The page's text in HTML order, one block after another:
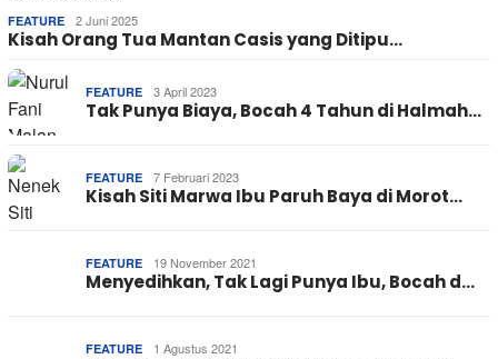
FEATURE 2 Juni 2025
Kisah Orang Tua Mantan Casis yang Ditipu…
FEATURE 3 April 2023
Tak Punya Biaya, Bocah 4 Tahun di Halmah…
FEATURE 7 Februari 2023
Kisah Siti Marwa Ibu Paruh Baya di Morot…
FEATURE 19 November 2021
Menyedihkan, Tak Lagi Punya Ibu, Bocah d…
FEATURE 1 Agustus 2021